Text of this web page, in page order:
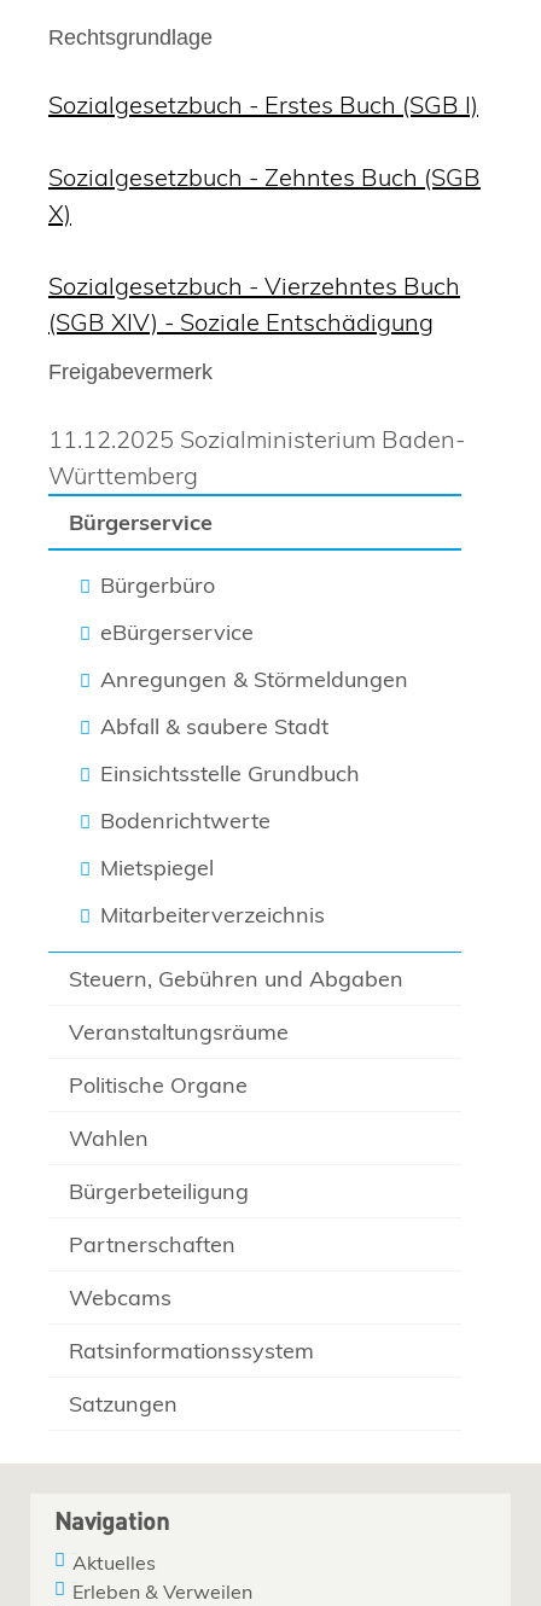
Bürgerservice
Bürgerbüro
eBürgerservice
Anregungen & Störmeldungen
Abfall & saubere Stadt
Einsichtsstelle Grundbuch
Bodenrichtwerte
Mietspiegel
Mitarbeiterverzeichnis
Steuern, Gebühren und Abgaben
Veranstaltungsräume
Politische Organe
Wahlen
Bürgerbeteiligung
Partnerschaften
Webcams
Ratsinformationssystem
Satzungen
Rechtsgrundlage
Sozialgesetzbuch - Erstes Buch (SGB I)
Sozialgesetzbuch - Zehntes Buch (SGB
X)
Sozialgesetzbuch - Vierzehntes Buch
(SGB XIV) - Soziale Entschädigung
Freigabevermerk
11.12.2025 Sozialministerium Baden-
Württemberg
Navigation
Aktuelles
Erleben & Verweilen